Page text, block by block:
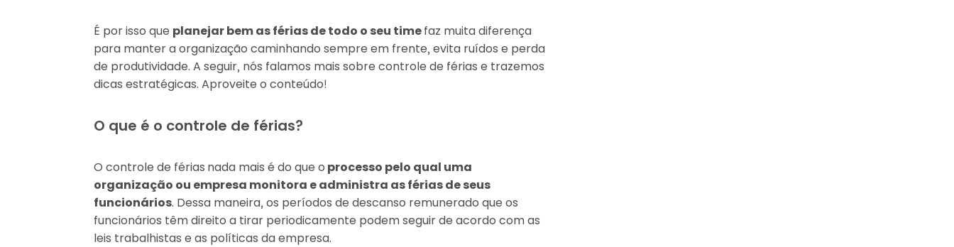
É por isso que planejar bem as férias de todo o seu timefaz muita diferença
para manter a organização caminhando sempre em frente, evita ruídos e perda
de produtividade. A seguir, nós falamos mais sobre controle de férias e trazemos
dicas estratégicas. Aproveite o conteúdo!
O que é o controle de férias?
O controle de férias nada mais é do que o processo pelo qual uma
organização ou empresa monitora e administra as férias de seus
funcionários. Dessa maneira, os períodos de descanso remunerado que os
funcionários têm direito a tirar periodicamente podem seguir de acordo com as
leis trabalhistas e as políticas da empresa.